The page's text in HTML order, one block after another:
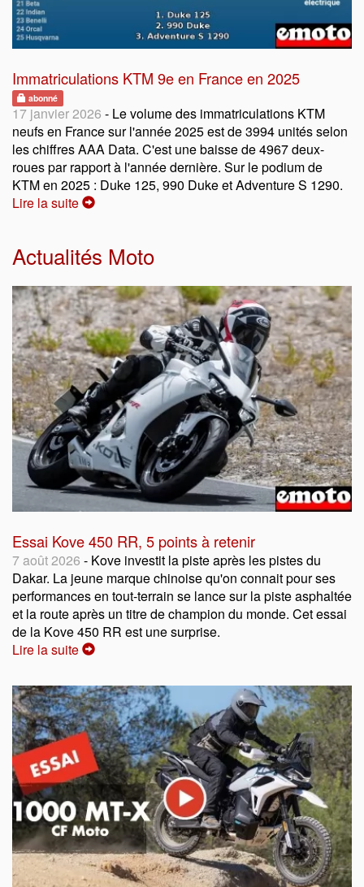
Immatriculations KTM 9e en France en 2025
abonné
17 janvier 2026 - Le volume des immatriculations KTM
neufs en France sur l'année 2025 est de 3994 unités selon
les chiffres AAA Data. C'est une baisse de 4967 deux-
roues par rapport à l'année dernière. Sur le podium de
KTM en 2025 : Duke 125, 990 Duke et Adventure S 1290.
Lire la suite
Actualités Moto
Essai Kove 450 RR, 5 points à retenir
7 août 2026 - Kove investit la piste après les pistes du
Dakar. La jeune marque chinoise qu'on connait pour ses
performances en tout-terrain se lance sur la piste asphaltée
et la route après un titre de champion du monde. Cet essai
de la Kove 450 RR est une surprise.
Lire la suite